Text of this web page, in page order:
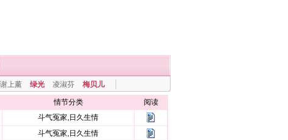
谢上薰 绿光 凌淑芬 梅贝儿
情节分类
阅读
斗气冤家,日久生情
斗气冤家,日久生情